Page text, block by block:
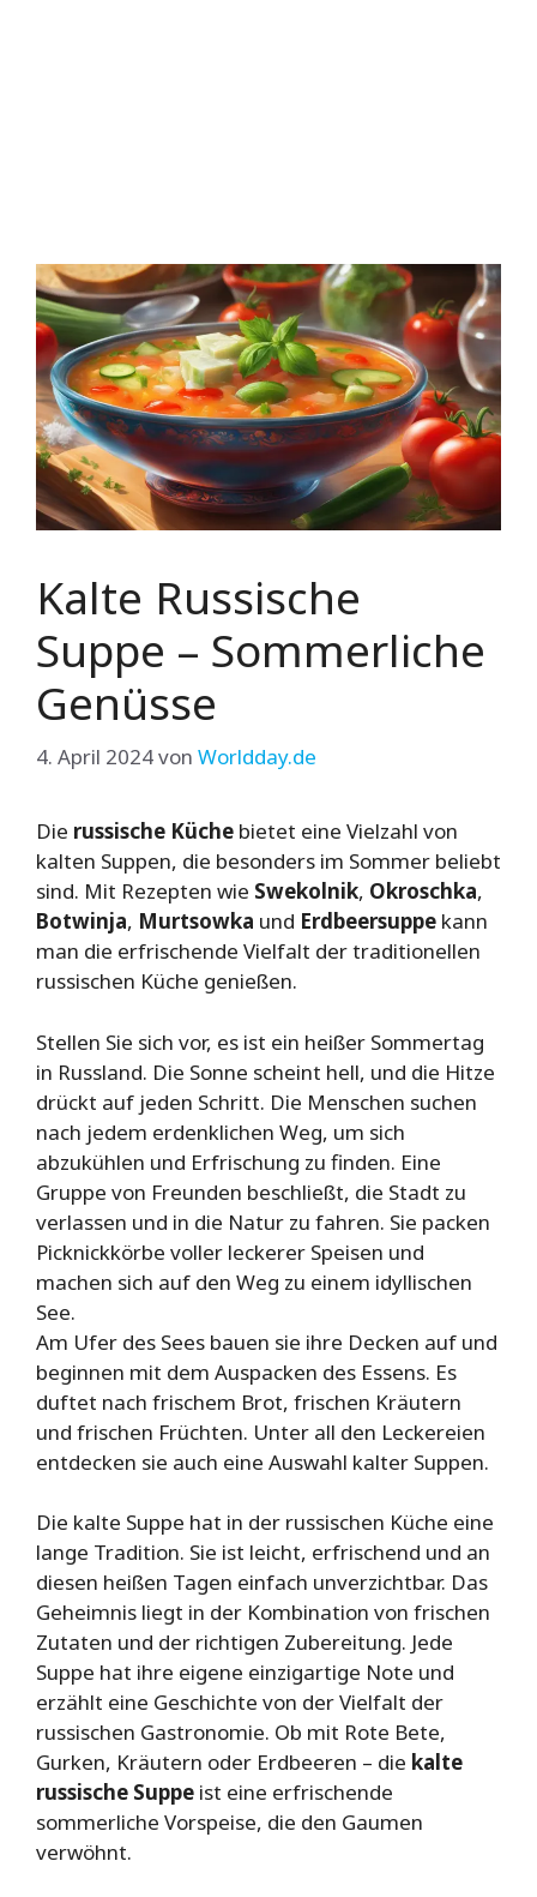
Kalte Russische
Suppe – Sommerliche
Genüsse
4. April 2024von Worldday.de
Die russische Küche bietet eine Vielzahl von
kalten Suppen, die besonders im Sommer beliebt
sind. Mit Rezepten wie Swekolnik, Okroschka,
Botwinja, Murtsowka und Erdbeersuppe kann
man die erfrischende Vielfalt der traditionellen
russischen Küche genießen.
Stellen Sie sich vor, es ist ein heißer Sommertag
in Russland. Die Sonne scheint hell, und die Hitze
drückt auf jeden Schritt. Die Menschen suchen
nach jedem erdenklichen Weg, um sich
abzukühlen und Erfrischung zu finden. Eine
Gruppe von Freunden beschließt, die Stadt zu
verlassen und in die Natur zu fahren. Sie packen
Picknickkörbe voller leckerer Speisen und
machen sich auf den Weg zu einem idyllischen
See.
Am Ufer des Sees bauen sie ihre Decken auf und
beginnen mit dem Auspacken des Essens. Es
duftet nach frischem Brot, frischen Kräutern
und frischen Früchten. Unter all den Leckereien
entdecken sie auch eine Auswahl kalter Suppen.
Die kalte Suppe hat in der russischen Küche eine
lange Tradition. Sie ist leicht, erfrischend und an
diesen heißen Tagen einfach unverzichtbar. Das
Geheimnis liegt in der Kombination von frischen
Zutaten und der richtigen Zubereitung. Jede
Suppe hat ihre eigene einzigartige Note und
erzählt eine Geschichte von der Vielfalt der
russischen Gastronomie. Ob mit Rote Bete,
Gurken, Kräutern oder Erdbeeren – die kalte
russische Suppe ist eine erfrischende
sommerliche Vorspeise, die den Gaumen
verwöhnt.